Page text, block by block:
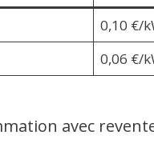
0,10 €/
0,06 €/
avec